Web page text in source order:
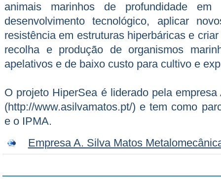
animais marinhos de profundidade
desenvolvimento tecnológico, aplicar
resistência em estruturas hiperbáricas e
recolha e produção de organismos
apelativos e de baixo custo para cultivo e
O projeto HiperSea é liderado pela
(http://www.asilvamatos.pt/) e tem como
e o IPMA.
Empresa A. Silva Matos